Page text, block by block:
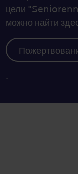
цели
можно найти
.